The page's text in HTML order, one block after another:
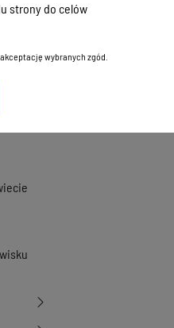
strony do celów
wybranych zgód.